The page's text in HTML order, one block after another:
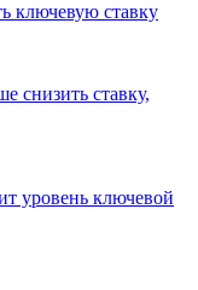
ключевую ставку
снизить ставку,
уровень ключевой